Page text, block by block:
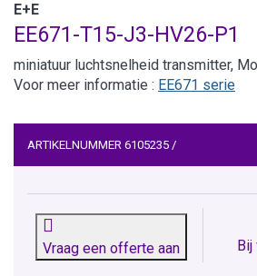
E+E
EE671-T15-J3-HV26-P1
miniatuur luchtsnelheid transmitter,
Voor meer informatie : EE671 serie
ARTIKELNUMMER 6105235 /
Vraag een offerte aan Bij